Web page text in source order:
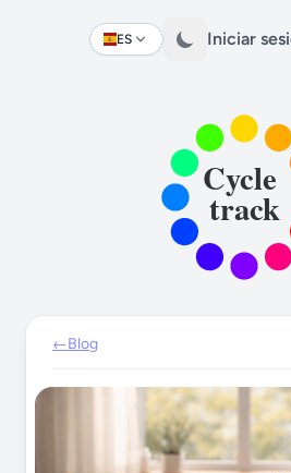
ES
Change language Iniciar
←Blog